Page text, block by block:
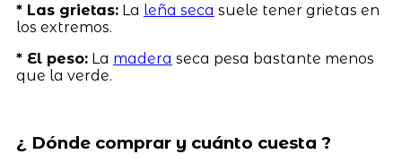
* Las grietas:La leña seca suele tener grietas en
los extremos.
* El peso:La madera seca pesa bastante menos
que la verde.
¿ Dónde comprar y cuánto cuesta ?